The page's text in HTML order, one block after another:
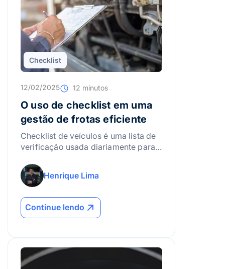
Checklist
12/02/2025 12 minutos
O uso de checklist em uma
gestão de frotas eficiente
Checklist de veículos é uma lista de
verificação usada diariamente para
segurança e documentação,
ajudando a reduzir falhas, acidentes
Henrique Lima
Continue lendo